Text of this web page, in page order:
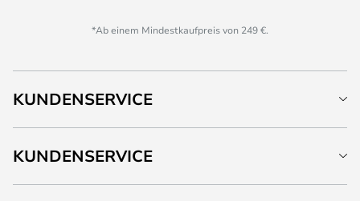
*Ab einem Mindestkaufpreis von 249 €.
KUNDENSERVICE
KUNDENSERVICE